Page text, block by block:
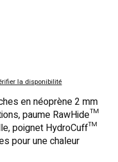
la disponibilité
en néoprène 2 mm
paume RawHide™
poignet HydroCuff™
pour une chaleur